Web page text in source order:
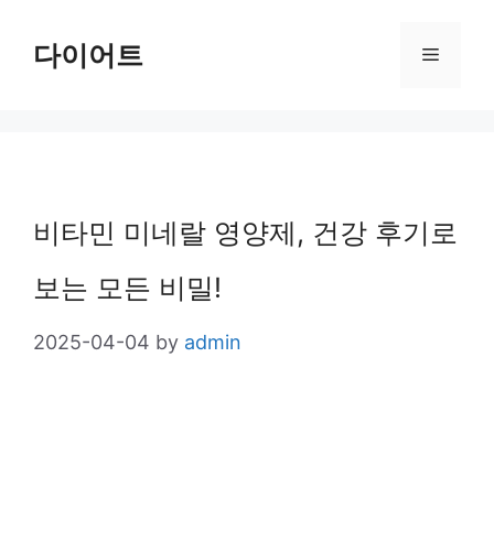
다이어트 Menu
비타민 미네랄 영양제, 건강 후기로
보는 모든 비밀!
2025-04-04 by admin